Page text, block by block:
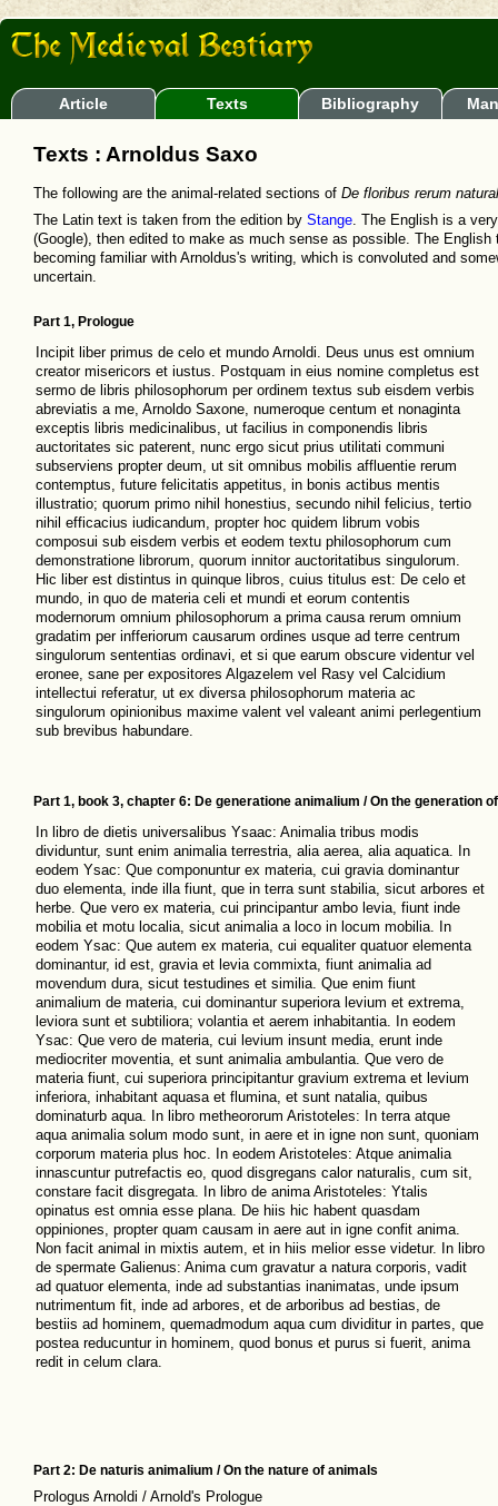
Article Texts Bibliography
Texts : Arnoldus Saxo
The following are the animal-related sections of De floribus rerum
The Latin text is taken from the edition by Stange. The English is a
(Google), then edited to make as much sense as possible. The
becoming familiar with Arnoldus's writing, which is convoluted and
uncertain.
Part 1, Prologue
Incipit liber primus de celo et mundo Arnoldi. Deus unus est omnium
creator misericors et iustus. Postquam in eius nomine completus est
sermo de libris philosophorum per ordinem textus sub eisdem verbis
abreviatis a me, Arnoldo Saxone, numeroque centum et nonaginta
exceptis libris medicinalibus, ut facilius in componendis libris
auctoritates sic paterent, nunc ergo sicut prius utilitati communi
subserviens propter deum, ut sit omnibus mobilis affluentie rerum
contemptus, future felicitatis appetitus, in bonis actibus mentis
illustratio; quorum primo nihil honestius, secundo nihil felicius, tertio
nihil efficacius iudicandum, propter hoc quidem librum vobis
composui sub eisdem verbis et eodem textu philosophorum cum
demonstratione librorum, quorum innitor auctoritatibus singulorum.
Hic liber est distintus in quinque libros, cuius titulus est: De celo et
mundo, in quo de materia celi et mundi et eorum contentis
modernorum omnium philosophorum a prima causa rerum omnium
gradatim per infferiorum causarum ordines usque ad terre centrum
singulorum sententias ordinavi, et si que earum obscure videntur vel
eronee, sane per expositores Algazelem vel Rasy vel Calcidium
intellectui referatur, ut ex diversa philosophorum materia ac
singulorum opinionibus maxime valent vel valeant animi perlegentium
sub brevibus habundare.
Part 1, book 3, chapter 6: De generatione animalium / On the generation
In libro de dietis universalibus Ysaac: Animalia tribus modis
dividuntur, sunt enim animalia terrestria, alia aerea, alia aquatica. In
eodem Ysac: Que componuntur ex materia, cui gravia dominantur
duo elementa, inde illa fiunt, que in terra sunt stabilia, sicut arbores et
herbe. Que vero ex materia, cui principantur ambo levia, fiunt inde
mobilia et motu localia, sicut animalia a loco in locum mobilia. In
eodem Ysac: Que autem ex materia, cui equaliter quatuor elementa
dominantur, id est, gravia et levia commixta, fiunt animalia ad
movendum dura, sicut testudines et similia. Que enim fiunt
animalium de materia, cui dominantur superiora levium et extrema,
leviora sunt et subtiliora; volantia et aerem inhabitantia. In eodem
Ysac: Que vero de materia, cui levium insunt media, erunt inde
mediocriter moventia, et sunt animalia ambulantia. Que vero de
materia fiunt, cui superiora principitantur gravium extrema et levium
inferiora, inhabitant aquasa et flumina, et sunt natalia, quibus
dominaturb aqua. In libro metheororum Aristoteles: In terra atque
aqua animalia solum modo sunt, in aere et in igne non sunt, quoniam
corporum materia plus hoc. In eodem Aristoteles: Atque animalia
innascuntur putrefactis eo, quod disgregans calor naturalis, cum sit,
constare facit disgregata. In libro de anima Aristoteles: Ytalis
opinatus est omnia esse plana. De hiis hic habent quasdam
oppiniones, propter quam causam in aere aut in igne confit anima.
Non facit animal in mixtis autem, et in hiis melior esse videtur. In libro
de spermate Galienus: Anima cum gravatur a natura corporis, vadit
ad quatuor elementa, inde ad substantias inanimatas, unde ipsum
nutrimentum fit, inde ad arbores, et de arboribus ad bestias, de
bestiis ad hominem, quemadmodum aqua cum dividitur in partes, que
postea reducuntur in hominem, quod bonus et purus si fuerit, anima
redit in celum clara.
Part 2: De naturis animalium / On the nature of animals
Prologus Arnoldi / Arnold's Prologue